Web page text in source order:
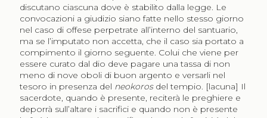
discutano ciascuna dove è stabilito dalla legge. Le
convocazioni a giudizio siano fatte nello stesso giorno
nel caso di offese perpetrate all’interno del santuario,
ma se l’imputato non accetta, che il caso sia portato a
compimento il giorno seguente. Colui che viene per
essere curato dal dio deve pagare una tassa di non
meno di nove oboli di buon argento e versarli nel
tesoro in presenza del neokorosdel tempio. [lacuna] Il
sacerdote, quando è presente, reciterà le preghiere e
deporrà sull’altare i sacrifici e quando non è presente